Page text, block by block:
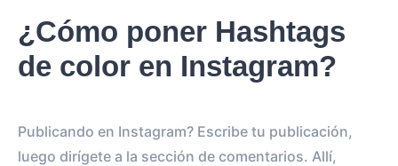
¿Cómo poner Hashtags
de color en Instagram?
Publicando en Instagram? Escribe tu publicación,
luego dirígete a la sección de comentarios. Allí,